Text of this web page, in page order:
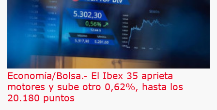
Economía/Bolsa.- El Ibex 35 aprieta
motores y sube otro 0,62%, hasta los
20.180 puntos